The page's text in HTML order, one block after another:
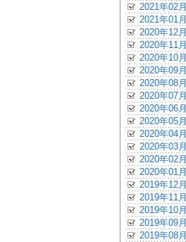
2021年02月
2021年01月
2020年12月
2020年11月
2020年10月
2020年09月
2020年08月
2020年07月
2020年06月
2020年05月
2020年04月
2020年03月
2020年02月
2020年01月
2019年12月
2019年11月
2019年10月
2019年09月
2019年08月